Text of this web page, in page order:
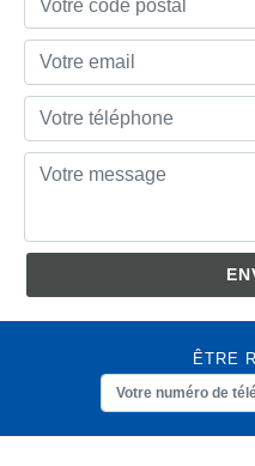
ÊTRE